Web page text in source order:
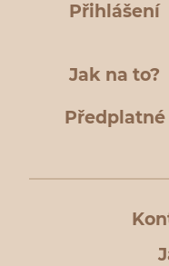
Přihlášení
Jak na to?
Předplatné